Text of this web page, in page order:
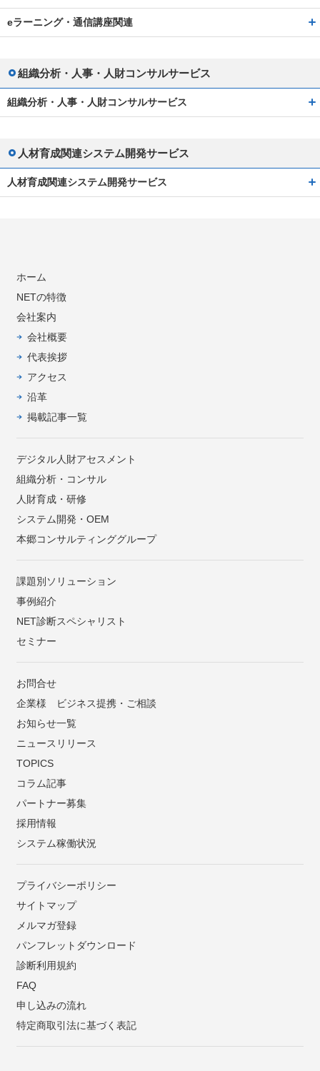
eラーニング・通信講座関連
組織分析・人事・人財コンサルサービス
組織分析・人事・人財コンサルサービス
人材育成関連システム開発サービス
人材育成関連システム開発サービス
ホーム
NETの特徴
会社案内
会社概要
代表挨拶
アクセス
沿革
掲載記事一覧
デジタル人財アセスメント
組織分析・コンサル
人財育成・研修
システム開発・OEM
本郷コンサルティンググループ
課題別ソリューション
事例紹介
NET診断スペシャリスト
セミナー
お問合せ
企業様 ビジネス提携・ご相談
お知らせ一覧
ニュースリリース
TOPICS
コラム記事
パートナー募集
採用情報
システム稼働状況
プライバシーポリシー
サイトマップ
メルマガ登録
パンフレットダウンロード
診断利用規約
FAQ
申し込みの流れ
特定商取引法に基づく表記